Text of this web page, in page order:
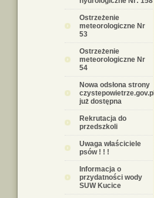
Ostrzeżenie
meteorologiczne Nr
53
Ostrzeżenie
meteorologiczne Nr
54
Nowa odsłona strony
czystepowietrze.gov.pl
już dostępna
Rekrutacja do
przedszkoli
Uwaga właściciele
psów ! ! !
Informacja o
przydatności wody
SUW Kucice